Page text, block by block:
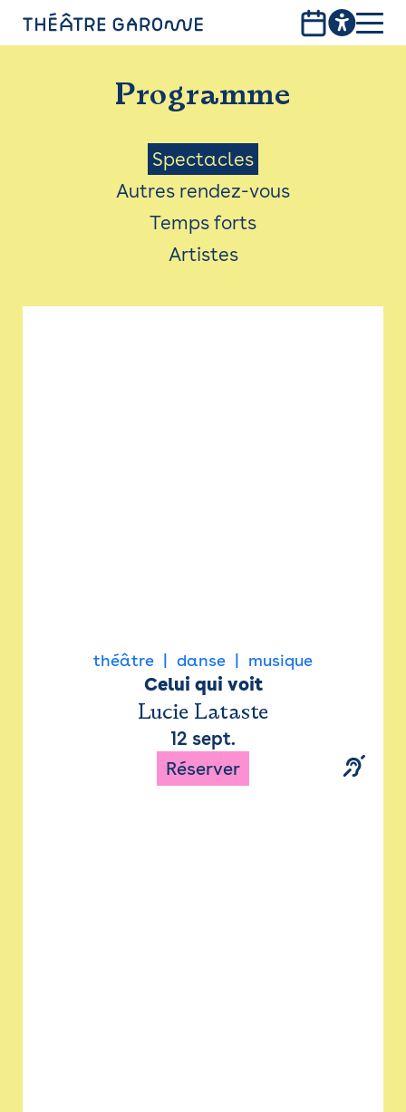
PROGRAMME
INFOS PRATIQUES
AVEC LES PUBLICS
ACCESSIBILITÉ
LES PRODUCTIONS
Programme
Menu
Saison
Spectacles
Autres rendez-vous
Temps forts
Artistes
théâtre danse musique
Celui qui voit
Lucie Lataste
12 sept.
Réserver